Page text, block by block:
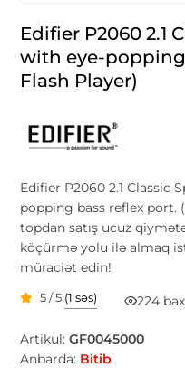
Edifier P2060 2.1
with eye-popping
Flash Player)
Edifier P2060 2.1 Classic
popping bass reflex port.
topdan satış ucuz
köçürmə yolu ilə almaq
müraciət edin!
5 / 5 (1 səs) 224
Artikul:GF0045000
Anbarda: Bitib